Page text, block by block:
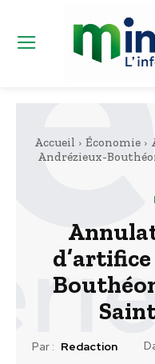
Accueil Économie
Andrézieux-
Par : Redaction